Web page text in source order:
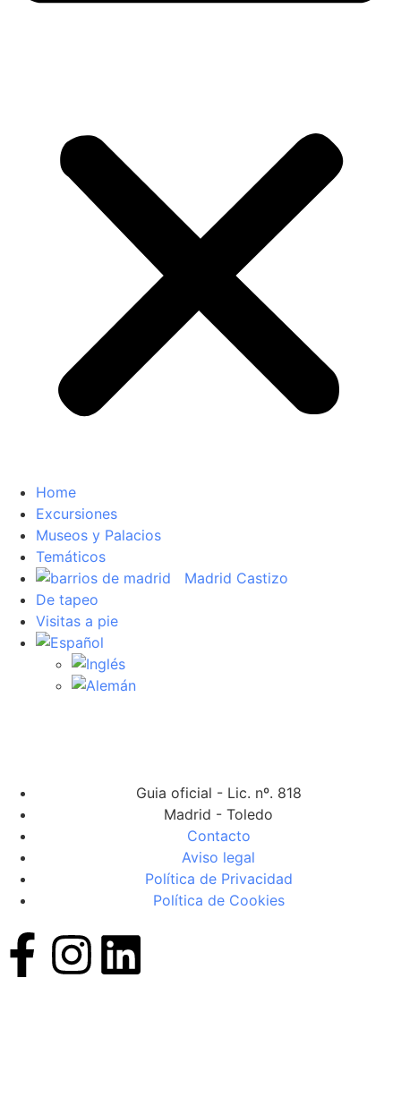
Home
Excursiones
Museos y Palacios
Temáticos
Madrid Castizo
De tapeo
Visitas a pie
Guia oficial - Lic. nº. 818
Madrid - Toledo
Contacto
Aviso legal
Política de Privacidad
Política de Cookies